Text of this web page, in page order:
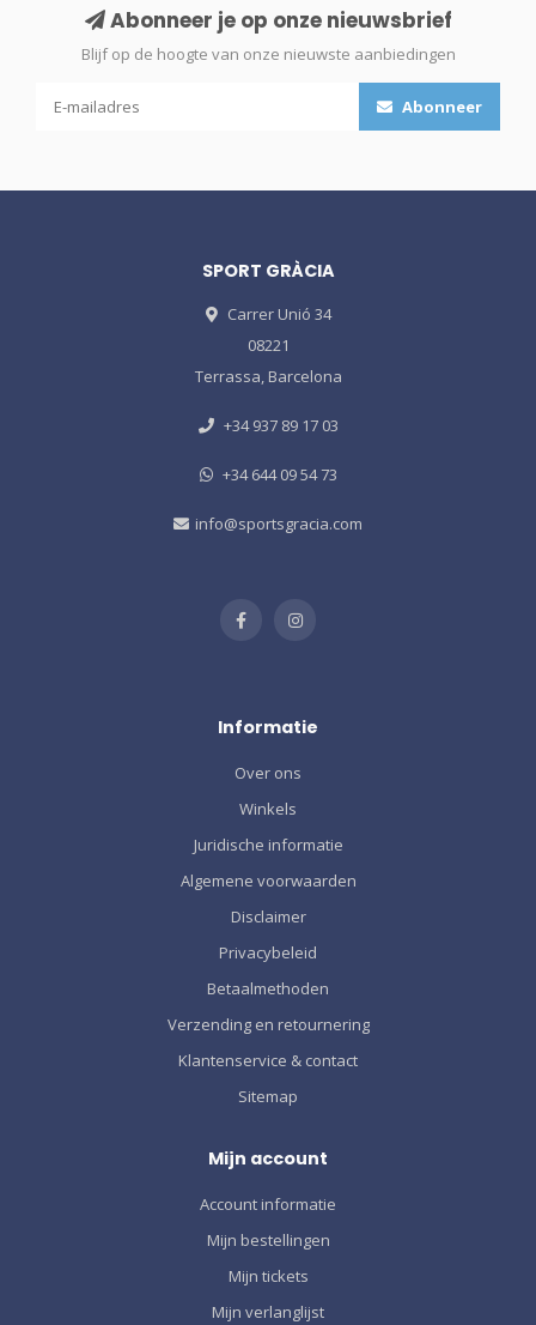
Abonneer je op onze nieuwsbrief
Blijf op de hoogte van onze nieuwste aanbiedingen
Abonneer
SPORT GRÀCIA
Carrer Unió 34
08221
Terrassa, Barcelona
+34 937 89 17 03
+34 644 09 54 73
info@sportsgracia.com
Informatie
Over ons
Winkels
Juridische informatie
Algemene voorwaarden
Disclaimer
Privacybeleid
Betaalmethoden
Verzending en retournering
Klantenservice & contact
Sitemap
Mijn account
Account informatie
Mijn bestellingen
Mijn tickets
Mijn verlanglijst